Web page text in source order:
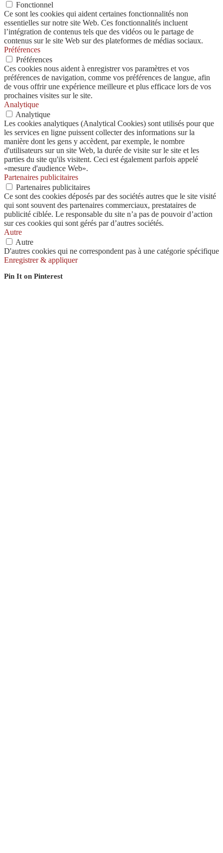
Fonctionnel
Ce sont les cookies qui aident certaines fonctionnalités non
essentielles sur notre site Web. Ces fonctionnalités incluent
l’intégration de contenus tels que des vidéos ou le partage de
contenus sur le site Web sur des plateformes de médias sociaux.
Préférences
Préférences
Ces cookies nous aident à enregistrer vos paramètres et vos
préférences de navigation, comme vos préférences de langue, afin
de vous offrir une expérience meilleure et plus efficace lors de vos
prochaines visites sur le site.
Analytique
Analytique
Les cookies analytiques (Analytical Cookies) sont utilisés pour que
les services en ligne puissent collecter des informations sur la
manière dont les gens y accèdent, par exemple, le nombre
d'utilisateurs sur un site Web, la durée de visite sur le site et les
parties du site qu'ils visitent. Ceci est également parfois appelé
«mesure d'audience Web».
Partenaires publicitaires
Partenaires publicitaires
Ce sont des cookies déposés par des sociétés autres que le site visité
qui sont souvent des partenaires commerciaux, prestataires de
publicité ciblée. Le responsable du site n’a pas de pouvoir d’action
sur ces cookies qui sont gérés par d’autres sociétés.
Autre
Autre
D'autres cookies qui ne correspondent pas à une catégorie spécifique
Enregistrer & appliquer
Pin It on Pinterest